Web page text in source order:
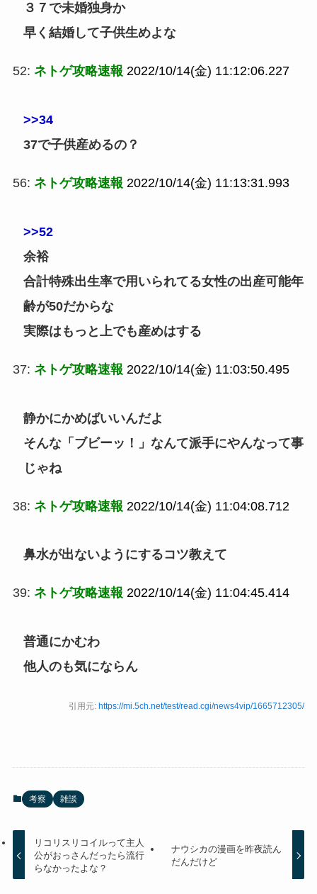
３７で未婚独身か
早く結婚して子供生めよな
52: ネトゲ攻略速報 2022/10/14(金) 11:12:06.227
>>34
37で子供産めるの？
56: ネトゲ攻略速報 2022/10/14(金) 11:13:31.993
>>52
余裕
合計特殊出生率で用いられてる女性の出産可能年
齢が50だからな
実際はもっと上でも産めはする
37: ネトゲ攻略速報 2022/10/14(金) 11:03:50.495
静かにかめばいいんだよ
そんな「ブビーッ！」なんて派手にやんなって事
じゃね
38: ネトゲ攻略速報 2022/10/14(金) 11:04:08.712
鼻水が出ないようにするコツ教えて
39: ネトゲ攻略速報 2022/10/14(金) 11:04:45.414
普通にかむわ
他人のも気にならん
引用元: https://mi.5ch.net/test/read.cgi/news4vip/1665712305/
考察 雑談
リコリスリコイルって主人
公がおっさんだったら流行
らなかったよな？
ナウシカの漫画を昨夜読ん
だんだけど